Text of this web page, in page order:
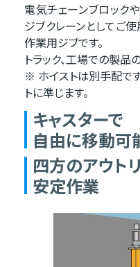
電気チェーンブロック
ジブクレーンとしてご
作業用ジブです。
トラック、工場での製品
※ ホイストは別手配で
トに準じます。
キャスターで
自由に移動可
四方のアウト
安定作業